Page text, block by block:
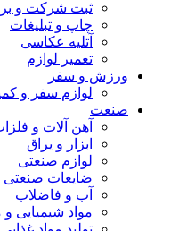
ثبت شرکت و
چاپ و تبلیغات
آتلیه عکاسی
تعمیر لوازم
ورزش و سفر
لوازم سفر و
صنعت
آهن آلات و
ابزار و یراق
لوازم صنعتی
ضایعات صنعتی
آب و فاضلاب
مواد شیمیایی